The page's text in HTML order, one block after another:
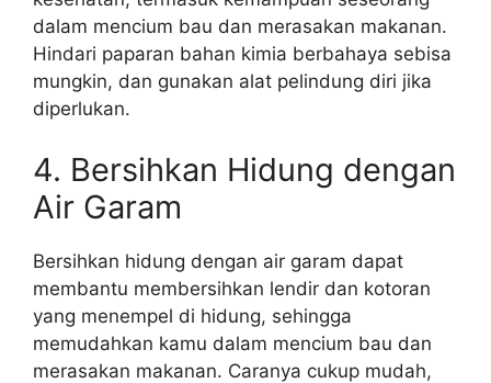
dalam mencium bau dan merasakan makanan.
Hindari paparan bahan kimia berbahaya sebisa
mungkin, dan gunakan alat pelindung diri jika
diperlukan.
4. Bersihkan Hidung dengan
Air Garam
Bersihkan hidung dengan air garam dapat
membantu membersihkan lendir dan kotoran
yang menempel di hidung, sehingga
memudahkan kamu dalam mencium bau dan
merasakan makanan. Caranya cukup mudah,